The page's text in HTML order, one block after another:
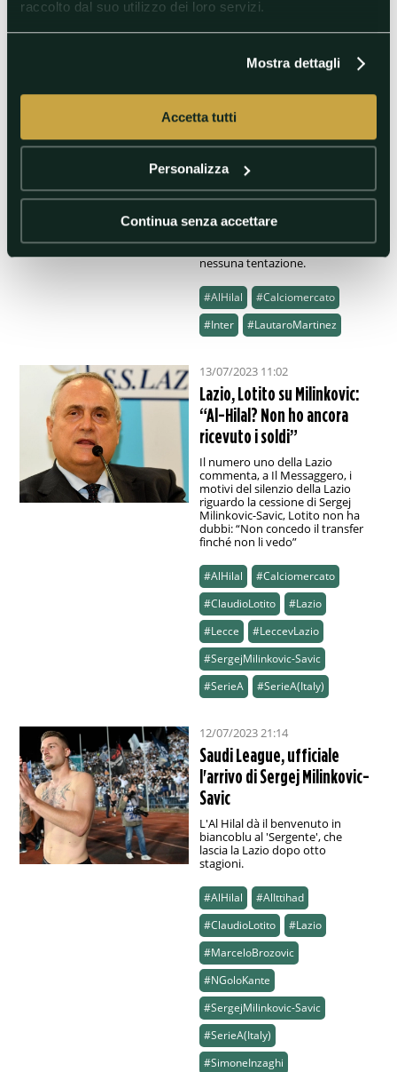
raccolto dal suo utilizzo dei loro servizi.
Mostra dettagli
Accetta tutti
Personalizza
Continua senza accettare
#ClaudioLotito
#SergejMilinkovic-Savic
#SerieA(Italy)
Lautaro Martinez
rispedisce al mittente le
super offerte arabe
L’attaccante argentino è
d’Arabia ma nonostante le cifre
nessuna tentazione.
#AlHilal
#Calciomercato
#Inter
#LautaroMartinez
13/07/2023 11:02
Lazio, Lotito su Milinkovic:
“Al-Hilal? Non ho ancora
ricevuto i soldi”
Il numero uno della Lazio
commenta, a Il Messaggero, i
motivi del silenzio della Lazio
riguardo la cessione di Sergej
Milinkovic-Savic, Lotito non ha
dubbi: “Non concedo il transfer
finché non li vedo”
#AlHilal
#Calciomercato
#ClaudioLotito
#Lazio
#Lecce
#LeccevLazio
#SergejMilinkovic-Savic
#SerieA
#SerieA(Italy)
12/07/2023 21:14
Saudi League, ufficiale
l'arrivo di Sergej Milinkovic-
Savic
L'Al Hilal dà il benvenuto in
biancoblu al 'Sergente', che
lascia la Lazio dopo otto
stagioni.
#AlHilal
#AlIttihad
#ClaudioLotito
#Lazio
#MarceloBrozovic
#NGoloKante
#SergejMilinkovic-Savic
#SerieA(Italy)
#SimoneInzaghi